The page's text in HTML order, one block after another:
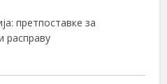
претпоставке за
расправу